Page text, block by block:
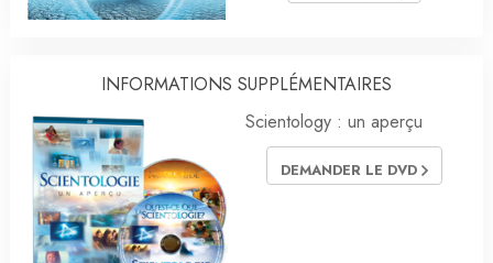
INFORMATIONS SUPPLÉMENTAIRES
Scientology : un aperçu
DEMANDER LE DVD